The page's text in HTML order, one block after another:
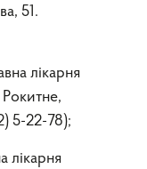
51.
лікарня
5-22-78);
лікарня